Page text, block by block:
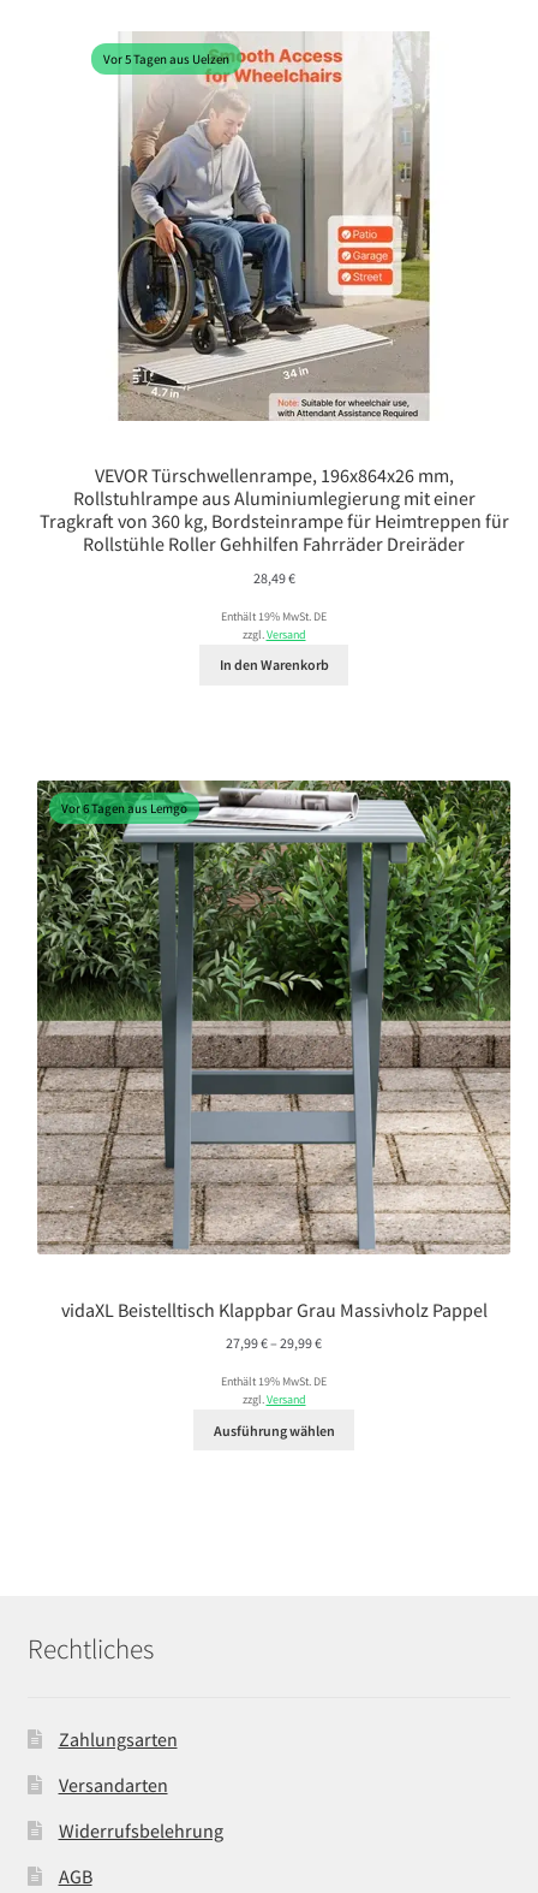
Vor 5 Tagen aus Uelzen
VEVOR Türschwellenrampe, 196x864x26 mm,
Rollstuhlrampe aus Aluminiumlegierung mit einer
Tragkraft von 360 kg, Bordsteinrampe für Heimtreppen für
Rollstühle Roller Gehhilfen Fahrräder Dreiräder
28,49€
Enthält 19% MwSt. DE
zzgl.Versand
In den Warenkorb
Vor 6 Tagen aus Lemgo
vidaXL Beistelltisch Klappbar Grau Massivholz Pappel
27,99€– 29,99€Preisspanne:
bis
Enthält 19% MwSt. DE
zzgl.Versand
Ausführung wählen
Rechtliches
Zahlungsarten
Versandarten
Widerrufsbelehrung
AGB